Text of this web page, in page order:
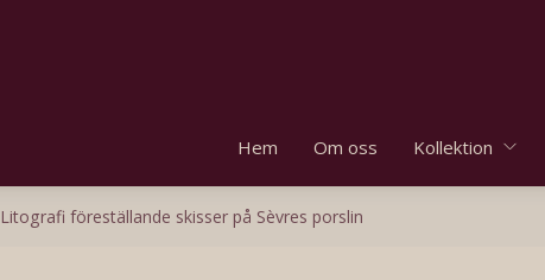
Hem Om oss Kollektion
Litografi föreställande skisser på Sèvres porslin